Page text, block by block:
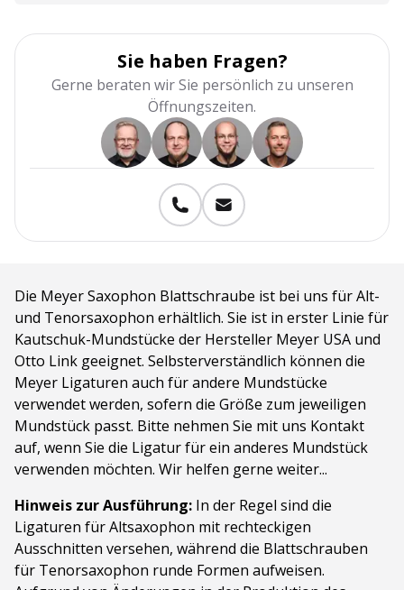
Sie haben Fragen?
Gerne beraten wir Sie persönlich zu unseren
Öffnungszeiten.
Die Meyer Saxophon Blattschraube ist bei uns für Alt-
und Tenorsaxophon erhältlich. Sie ist in erster Linie für
Kautschuk-Mundstücke der Hersteller Meyer USA und
Otto Link geeignet. Selbsterverständlich können die
Meyer Ligaturen auch für andere Mundstücke
verwendet werden, sofern die Größe zum jeweiligen
Mundstück passt. Bitte nehmen Sie mit uns Kontakt
auf, wenn Sie die Ligatur für ein anderes Mundstück
verwenden möchten. Wir helfen gerne weiter...
Hinweis zur Ausführung: In der Regel sind die
Ligaturen für Altsaxophon mit rechteckigen
Ausschnitten versehen, während die Blattschrauben
für Tenorsaxophon runde Formen aufweisen.